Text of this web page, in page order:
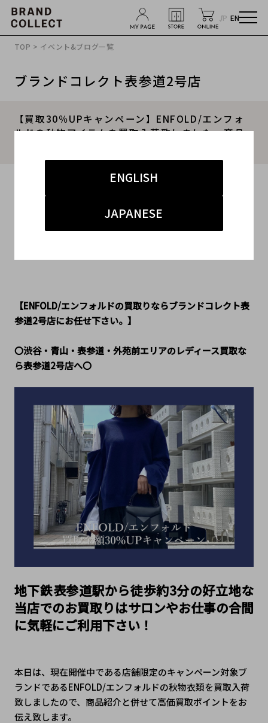
JP EN
ENGLISH
JAPANESE
TOP > イベント&ブログ一覧
ブランドコレクト表参道2号店
【買取30％UPキャンペーン】ENFOLD/エンフォ
ルドの秋物アイテムを買取入荷致しました。商品
#表参道2号店 ドメスティック
【ENFOLD/エンフォルドの買取りならブランドコレクト表
参道2号店にお任せ下さい。】
〇渋谷・青山・表参道・外苑前エリアのレディース買取な
ら表参道2号店へ〇
地下鉄表参道駅から徒歩約3分の好立地な
当店でのお買取りはサロンやお仕事の合間
に気軽にご利用下さい！
本日は、現在開催中である店舗限定のキャンペーン対象ブ
ランドであるENFOLD/エンフォルドの秋物衣類を買取入荷
致しましたので、商品紹介と併せて高価買取ポイントをお
伝え致します。